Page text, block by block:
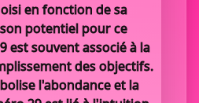
en fonction de sa
potentiel pour ce
est souvent associé à la
des objectifs.
l'abondance et la